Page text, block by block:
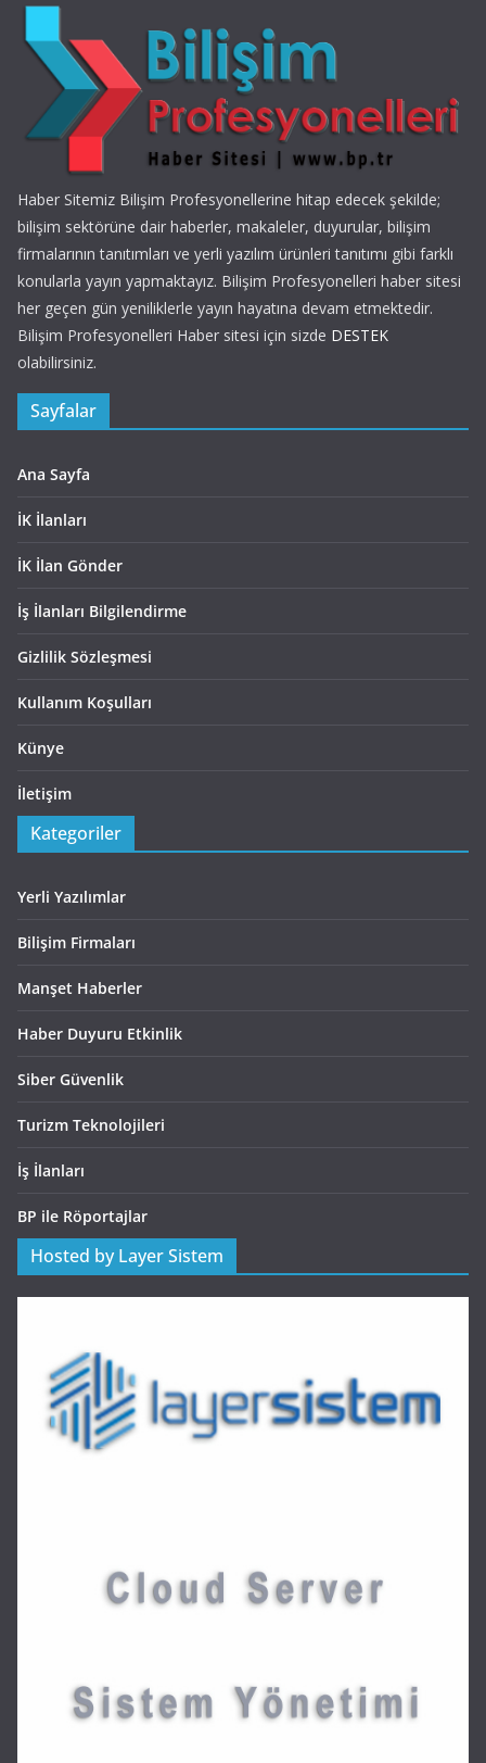
Haber Sitemiz Bilişim Profesyonellerine hitap edecek şekilde;
bilişim sektörüne dair haberler, makaleler, duyurular, bilişim
firmalarının tanıtımları ve yerli yazılım ürünleri tanıtımı gibi farklı
konularla yayın yapmaktayız. Bilişim Profesyonelleri haber sitesi
her geçen gün yeniliklerle yayın hayatına devam etmektedir.
Bilişim Profesyonelleri Haber sitesi için sizde DESTEK
olabilirsiniz.
Sayfalar
Ana Sayfa
İK İlanları
İK İlan Gönder
İş İlanları Bilgilendirme
Gizlilik Sözleşmesi
Kullanım Koşulları
Künye
İletişim
Kategoriler
Yerli Yazılımlar
Bilişim Firmaları
Manşet Haberler
Haber Duyuru Etkinlik
Siber Güvenlik
Turizm Teknolojileri
İş İlanları
BP ile Röportajlar
Hosted by Layer Sistem